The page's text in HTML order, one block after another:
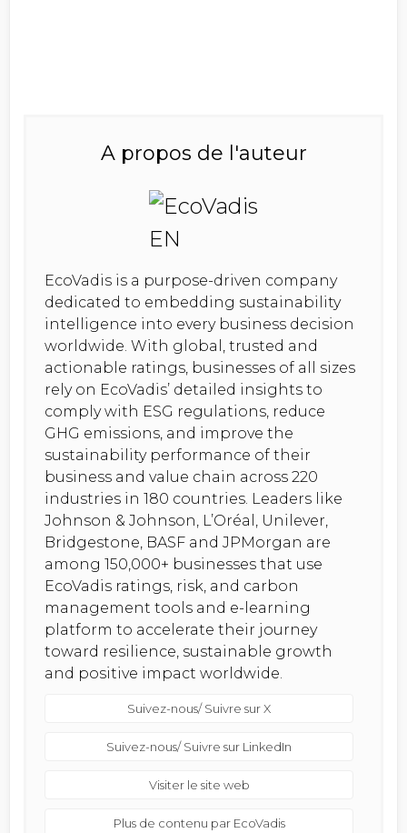
A propos de l'auteur
EcoVadis is a purpose-driven company
dedicated to embedding sustainability
intelligence into every business decision
worldwide. With global, trusted and
actionable ratings, businesses of all sizes
rely on EcoVadis’ detailed insights to
comply with ESG regulations, reduce
GHG emissions, and improve the
sustainability performance of their
business and value chain across 220
industries in 180 countries. Leaders like
Johnson & Johnson, L’Oréal, Unilever,
Bridgestone, BASF and JPMorgan are
among 150,000+ businesses that use
EcoVadis ratings, risk, and carbon
management tools and e-learning
platform to accelerate their journey
toward resilience, sustainable growth
and positive impact worldwide.
Suivez-nous/ Suivre sur X
Suivez-nous/ Suivre sur LinkedIn
Visiter le site web
Plus de contenu par EcoVadis